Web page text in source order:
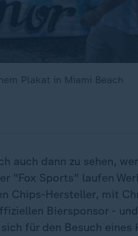
Plakat in Miami Beach
auch dann zu sehen,
"Fox Sports" laufen
Chips-Hersteller, mit
Biersponsor -
für den Besuch